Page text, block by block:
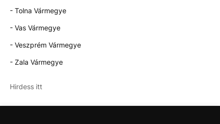
- Tolna Vármegye
- Vas Vármegye
- Veszprém Vármegye
- Zala Vármegye
Hirdess itt